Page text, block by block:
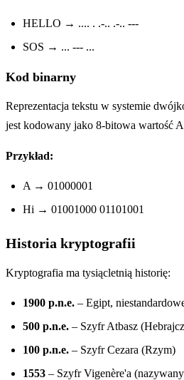
HELLO → .... . .-.. .-.. ---
SOS → ... --- ...
Kod binarny
Reprezentacja tekstu w systemie
jest kodowany jako 8-bitowa wartość
Przykład:
A → 01000001
Hi → 01001000 01101001
Historia kryptografii
Kryptografia ma tysiącletnią historię:
1900 p.n.e. – Egipt,
500 p.n.e. – Szyfr Atbasz
100 p.n.e. – Szyfr Cezara (Rzym)
1553 – Szyfr Vigenère'a